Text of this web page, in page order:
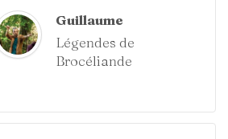
Guillaume
Légendes de
Brocéliande